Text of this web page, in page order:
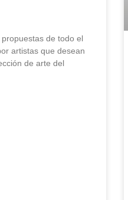
de todo el
artistas que desean
de arte del